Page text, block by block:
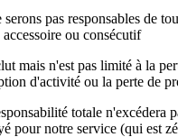
serons pas responsables de
ou consécutif
mais n'est pas limité à la
d'activité ou la perte de
totale n'excédera
pour notre service (qui est